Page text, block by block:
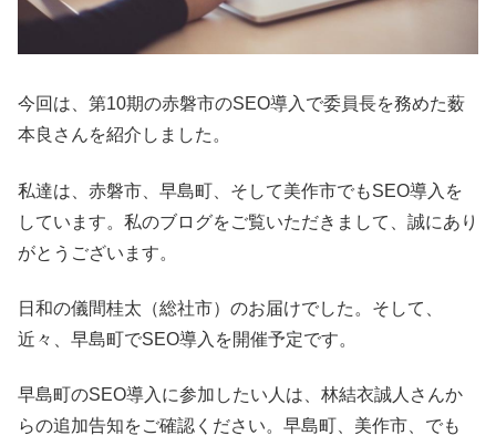
今回は、第10期の赤磐市のSEO導入で委員長を務めた薮
本良さんを紹介しました。
私達は、赤磐市、早島町、そして美作市でもSEO導入を
しています。私のブログをご覧いただきまして、誠にあり
がとうございます。
日和の儀間桂太（総社市）のお届けでした。そして、
近々、早島町でSEO導入を開催予定です。
早島町のSEO導入に参加したい人は、林結衣誠人さんか
らの追加告知をご確認ください。早島町、美作市、でも